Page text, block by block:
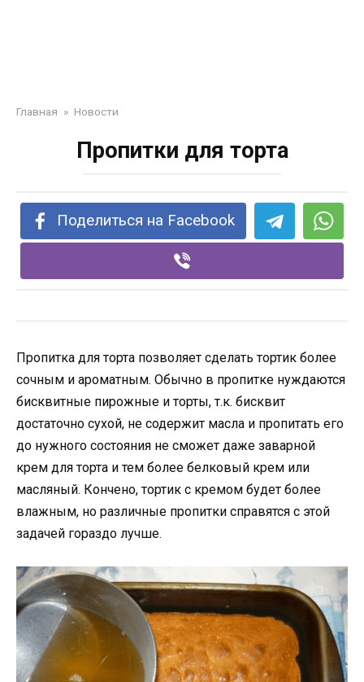
Главная » Новости
Пропитки для торта
Поделиться на Facebook
Пропитка для торта позволяет сделать тортик более
сочным и ароматным. Обычно в пропитке нуждаются
бисквитные пирожные и торты, т.к. бисквит
достаточно сухой, не содержит масла и пропитать его
до нужного состояния не сможет даже заварной
крем для торта и тем более белковый крем или
масляный. Кончено, тортик с кремом будет более
влажным, но различные пропитки справятся с этой
задачей гораздо лучше.